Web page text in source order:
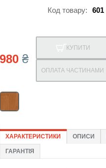
Код товару: 601
980₴
КУПИТИ
ОПЛАТА ЧАСТИНАМИ
ХАРАКТЕРИСТИКИ ОПИСИ
ГАРАНТІЯ